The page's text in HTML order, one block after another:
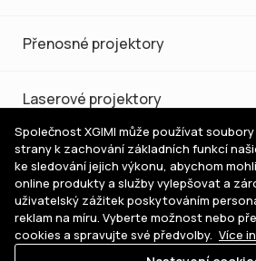
Přenosné projektory
Laserové projektory
Nákup a podpora
Pomoc s výběrem
Společnost XGIMI může používat
strany k zachování základních funkcí
ke sledování jejich výkonu, abychom
online produkty a služby vylepšovat a
uživatelský zážitek poskytováním
reklam na míru. Vyberte možnost nebo
cookies a spravujte své předvolby. Více